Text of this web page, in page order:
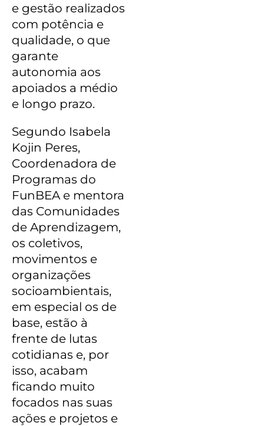
e gestão realizados
com potência e
qualidade, o que
garante
autonomia aos
apoiados a médio
e longo prazo.
Segundo Isabela
Kojin Peres,
Coordenadora de
Programas do
FunBEA e mentora
das Comunidades
de Aprendizagem,
os coletivos,
movimentos e
organizações
socioambientais,
em especial os de
base, estão à
frente de lutas
cotidianas e, por
isso, acabam
ficando muito
focados nas suas
ações e projetos e